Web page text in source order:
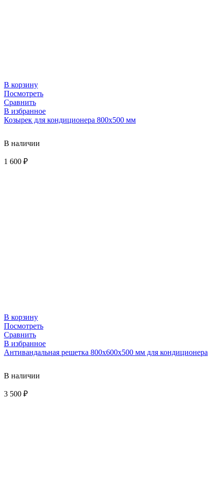
В корзину
Посмотреть
Сравнить
В избранное
Козырек для кондиционера 800х500 мм
В наличии
1 600 ₽
В корзину
Посмотреть
Сравнить
В избранное
Антивандальная решетка 800х600х500 мм для кондиционера
В наличии
3 500 ₽